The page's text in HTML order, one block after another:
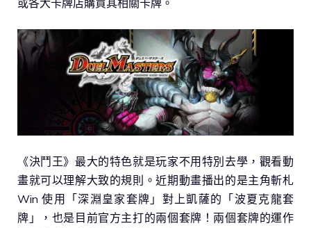
《決鬥王》最大的特色就是玩家不用特別去學，觀看動
畫就可以理解大致的規則。近期動畫播出的是主角斬札
Win 使用「深淵皇家套牌」對上凱薩的「波夏克龍套
牌」，也是目前官方主打的兩個套牌！兩個套牌的運作